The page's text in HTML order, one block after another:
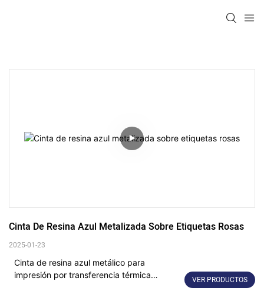
Cinta De Resina Azul Metalizada Sobre Etiquetas Rosas
2025-01-23
Cinta de resina azul metálico para
impresión por transferencia térmica
VER PRODUCTOS